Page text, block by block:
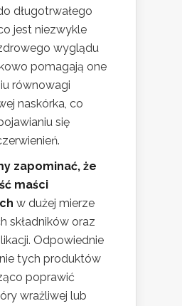
długotrwałego
jest niezwykle
wyglądu
pomagają one
równowagi
naskórka, co
się
zapominać, że
maści
w dużej mierze
składników oraz
Odpowiednie
tych produktów
poprawić
wrażliwej lub